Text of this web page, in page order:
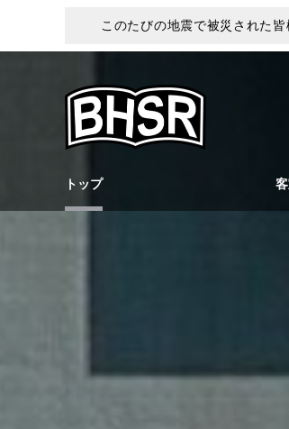
このたびの地震で被災された
トップ